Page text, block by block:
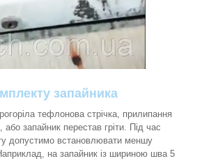
запайника
тефлонова стрічка, прилипання
або запайник перестав гріти. Під час
допустимо встановлювати меншу
на запайник із шириною шва 5